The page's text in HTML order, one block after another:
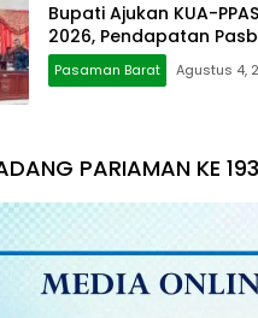
Bupati Ajukan KUA-
2026, Pendapatan
Pasaman Barat Agustus 4,
PARIAMAN KE 193